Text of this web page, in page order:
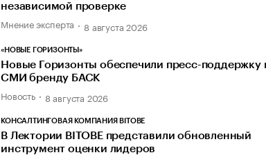
независимой проверке
Мнение эксперта 8 августа 2026
«НОВЫЕ ГОРИЗОНТЫ»
Новые Горизонты обеспечили пресс-поддержку
СМИ бренду БАСК
Новость 8 августа 2026
КОНСАЛТИНГОВАЯ КОМПАНИЯ BITOBE
В Лектории BITOBE представили обновленный
инструмент оценки лидеров